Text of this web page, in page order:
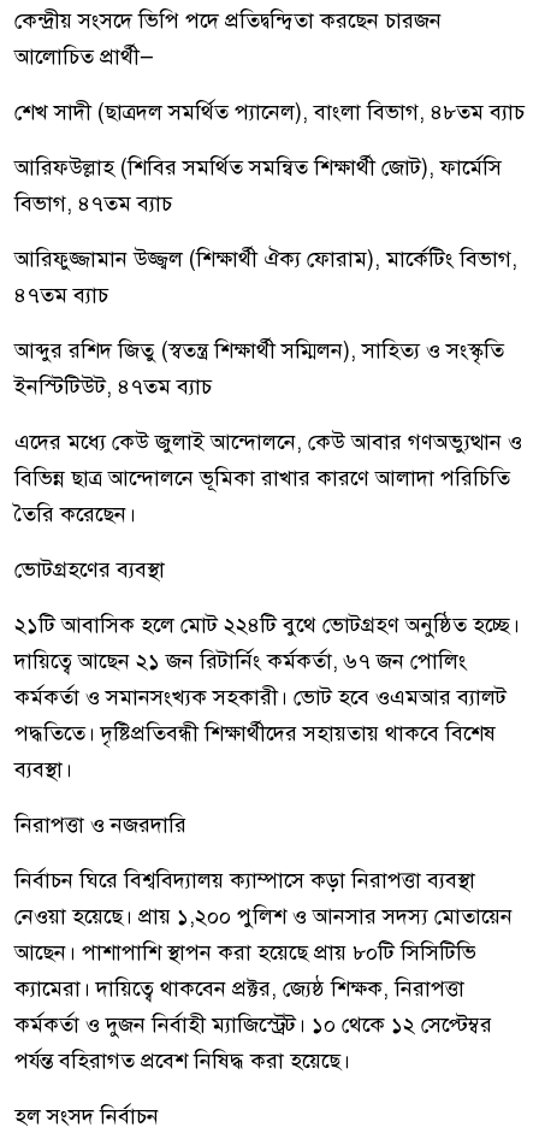
কেন্দ্রীয় সংসদে ভিপি পদে প্রতিদ্বন্দ্বিতা করছেন চারজন
আলোচিত প্রার্থী—
শেখ সাদী (ছাত্রদল সমর্থিত প্যানেল), বাংলা বিভাগ, ৪৮তম ব্যাচ
আরিফউল্লাহ (শিবির সমর্থিত সমন্বিত শিক্ষার্থী জোট), ফার্মেসি
বিভাগ, ৪৭তম ব্যাচ
আরিফুজ্জামান উজ্জ্বল (শিক্ষার্থী ঐক্য ফোরাম), মার্কেটিং বিভাগ,
৪৭তম ব্যাচ
আব্দুর রশিদ জিতু (স্বতন্ত্র শিক্ষার্থী সম্মিলন), সাহিত্য ও সংস্কৃতি
ইনস্টিটিউট, ৪৭তম ব্যাচ
এদের মধ্যে কেউ জুলাই আন্দোলনে, কেউ আবার গণঅভ্যুত্থান ও
বিভিন্ন ছাত্র আন্দোলনে ভূমিকা রাখার কারণে আলাদা পরিচিতি
তৈরি করেছেন।
ভোটগ্রহণের ব্যবস্থা
২১টি আবাসিক হলে মোট ২২৪টি বুথে ভোটগ্রহণ অনুষ্ঠিত হচ্ছে।
দায়িত্বে আছেন ২১ জন রিটার্নিং কর্মকর্তা, ৬৭ জন পোলিং
কর্মকর্তা ও সমানসংখ্যক সহকারী। ভোট হবে ওএমআর ব্যালট
পদ্ধতিতে। দৃষ্টিপ্রতিবন্ধী শিক্ষার্থীদের সহায়তায় থাকবে বিশেষ
ব্যবস্থা।
নিরাপত্তা ও নজরদারি
নির্বাচন ঘিরে বিশ্ববিদ্যালয় ক্যাম্পাসে কড়া নিরাপত্তা ব্যবস্থা
নেওয়া হয়েছে। প্রায় ১,২০০ পুলিশ ও আনসার সদস্য মোতায়েন
আছেন। পাশাপাশি স্থাপন করা হয়েছে প্রায় ৮০টি সিসিটিভি
ক্যামেরা। দায়িত্বে থাকবেন প্রক্টর, জ্যেষ্ঠ শিক্ষক, নিরাপত্তা
কর্মকর্তা ও দুজন নির্বাহী ম্যাজিস্ট্রেট। ১০ থেকে ১২ সেপ্টেম্বর
পর্যন্ত বহিরাগত প্রবেশ নিষিদ্ধ করা হয়েছে।
হল সংসদ নির্বাচন